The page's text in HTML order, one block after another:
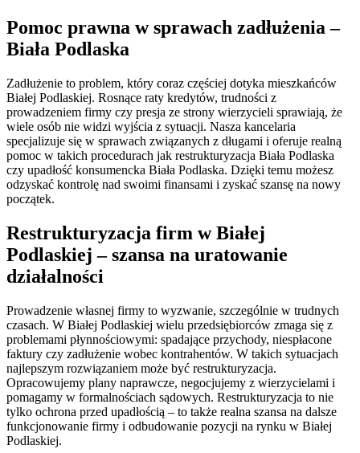
Pomoc prawna w sprawach zadłużenia –
Biała Podlaska
Zadłużenie to problem, który coraz częściej dotyka mieszkańców
Białej Podlaskiej. Rosnące raty kredytów, trudności z
prowadzeniem firmy czy presja ze strony wierzycieli sprawiają, że
wiele osób nie widzi wyjścia z sytuacji. Nasza kancelaria
specjalizuje się w sprawach związanych z długami i oferuje realną
pomoc w takich procedurach jak restrukturyzacja Biała Podlaska
czy upadłość konsumencka Biała Podlaska. Dzięki temu możesz
odzyskać kontrolę nad swoimi finansami i zyskać szansę na nowy
początek.
Restrukturyzacja firm w Białej
Podlaskiej – szansa na uratowanie
działalności
Prowadzenie własnej firmy to wyzwanie, szczególnie w trudnych
czasach. W Białej Podlaskiej wielu przedsiębiorców zmaga się z
problemami płynnościowymi: spadające przychody, niespłacone
faktury czy zadłużenie wobec kontrahentów. W takich sytuacjach
najlepszym rozwiązaniem może być restrukturyzacja.
Opracowujemy plany naprawcze, negocjujemy z wierzycielami i
pomagamy w formalnościach sądowych. Restrukturyzacja to nie
tylko ochrona przed upadłością – to także realna szansa na dalsze
funkcjonowanie firmy i odbudowanie pozycji na rynku w Białej
Podlaskiej.